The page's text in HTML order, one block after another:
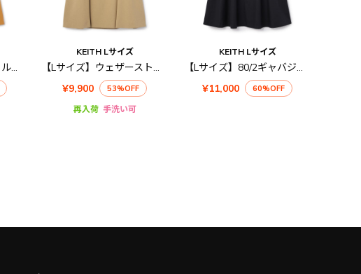
【Lサイズ】ドライツイルスカート
KEITH Lサイズ
【Lサイズ】ウェザーストレッチスカート
¥9,900
53%OFF
再入荷 手洗い可
KEITH Lサイズ
【Lサイズ】80/2ギャバジンスカート
¥11,000
60%OFF